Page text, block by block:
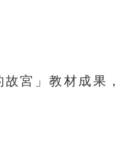
宮」教材成果，